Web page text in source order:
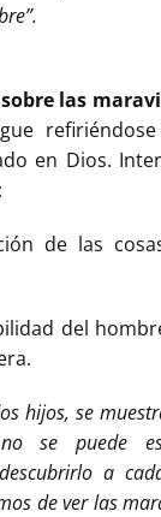
las
en Dios.
de las
del
hijos, se
se puede
a
de ver las